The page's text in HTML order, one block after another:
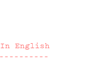
In English